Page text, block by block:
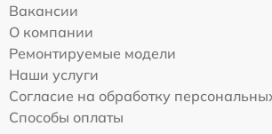
Вакансии
О компании
Ремонтируемые модели
Наши услуги
Согласие на обработку
Способы оплаты